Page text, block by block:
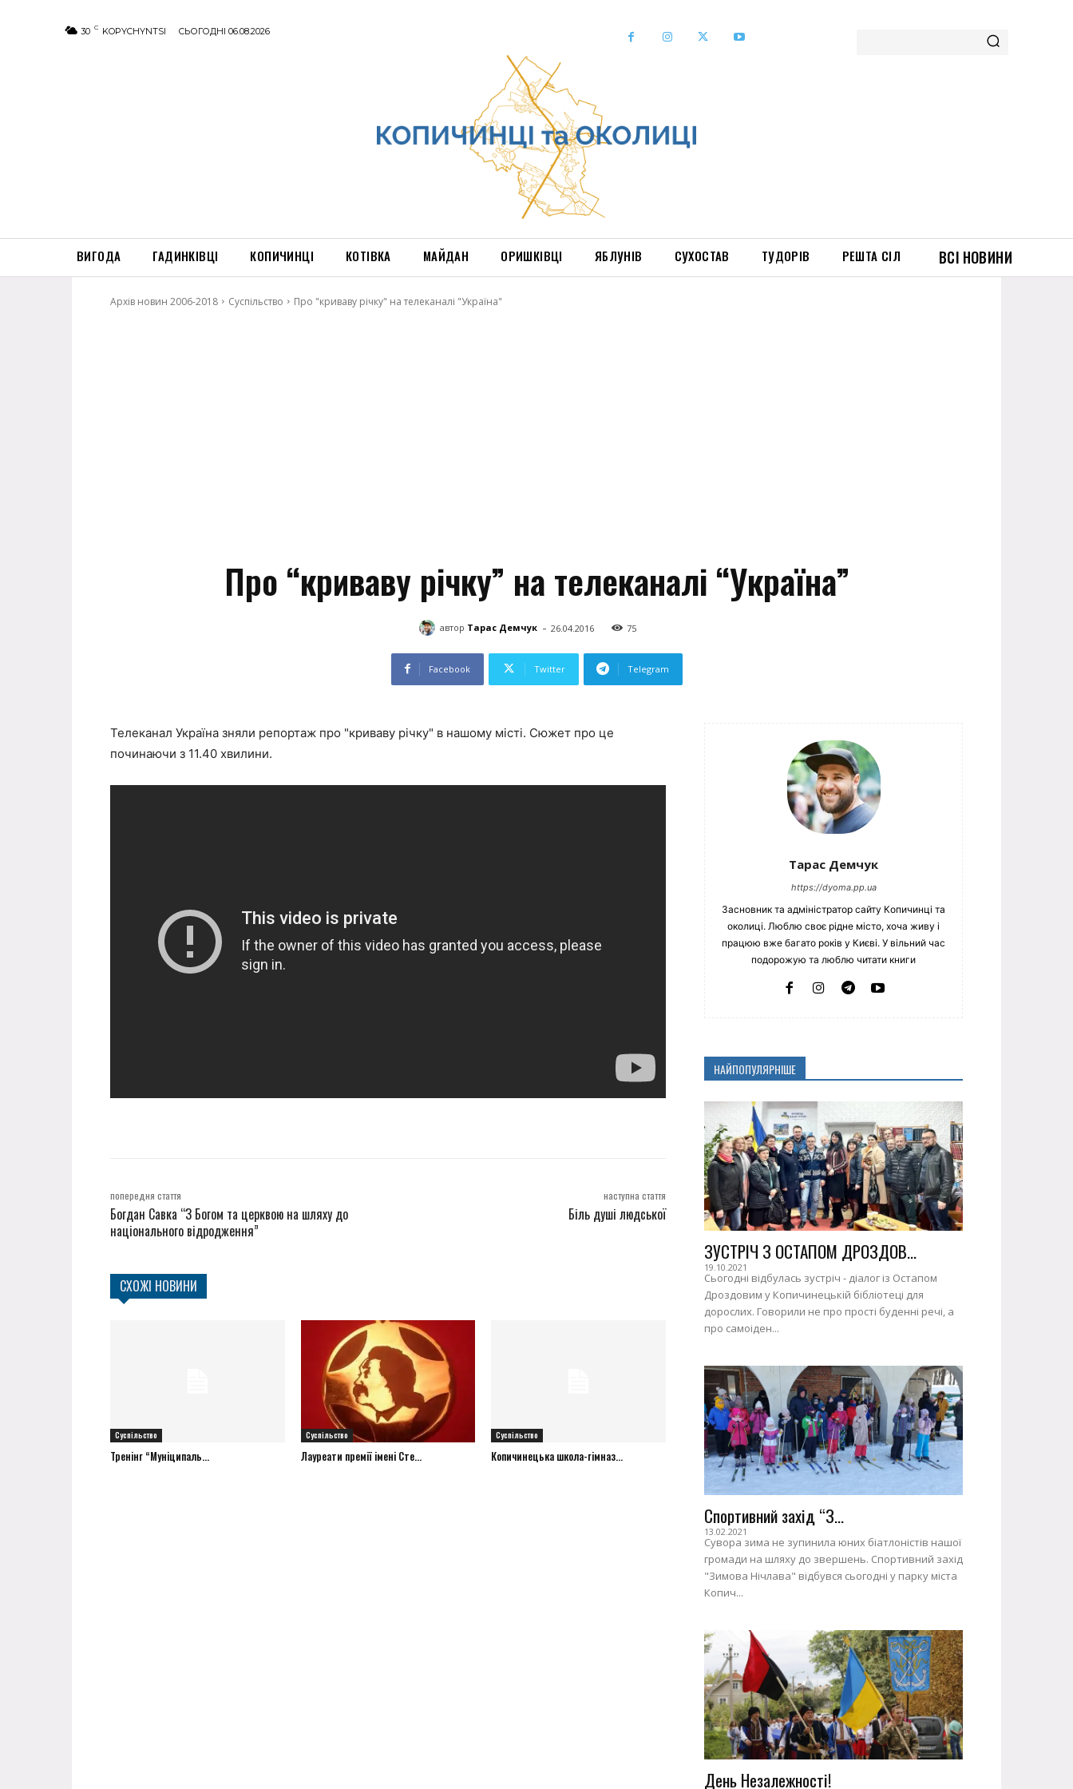
30 C KOPYCHYNTSI СЬОГОДНІ 06.08.2026
ВИГОДА ГАДИНКІВЦІ КОПИЧИНЦІ КОТІВКА МАЙДАН ОРИШКІВЦІ ЯБЛУНІВ СУХОСТАВ ТУДОРІВ РЕШТА СІЛ ВСІ НОВИНИ
Архів новин 2006-2018 Суспільство Про "криваву річку" на телеканалі "Україна"
Про “криваву річку” на телеканалі “Україна”
автор Тарас Демчук - 26.04.2016 75
Facebook Twitter Telegram
Телеканал Україна зняли репортаж про "криваву річку" в нашому місті. Сюжет про це
починаючи з 11.40 хвилини.
попередня стаття
Богдан Савка “З Богом та церквою на шляху до
національного відродження”
наступна стаття
Біль душі людської
СХОЖІ НОВИНИ
Суспільство
Тренінг “Муніципаль...
Суспільство
Лауреати премії імені Сте...
Суспільство
Копичинецька школа-гімназ...
Тарас Демчук
https://dyoma.pp.ua
Засновник та адміністратор сайту Копичинці та
околиці. Люблю своє рідне місто, хоча живу і
працюю вже багато років у Києві. У вільний час
подорожую та люблю читати книги
НАЙПОПУЛЯРНІШЕ
ЗУСТРІЧ З ОСТАПОМ ДРОЗДОВ...
19.10.2021
Сьогодні відбулась зустріч - діалог із Остапом
Дроздовим у Копичинецькій бібліотеці для
дорослих. Говорили не про прості буденні речі, а
про самоіден...
Спортивний захід “З...
13.02.2021
Сувора зима не зупинила юних біатлоністів нашої
громади на шляху до звершень. Спортивний захід
"Зимова Нічлава" відбувся сьогодні у парку міста
Копич...
День Незалежності!